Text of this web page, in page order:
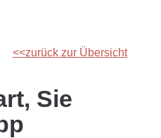
zurück zur Übersicht
Sie